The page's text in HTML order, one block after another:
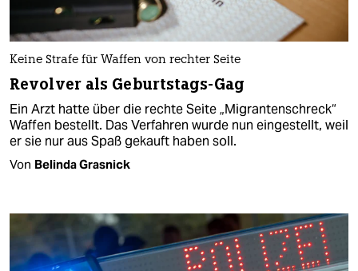
Keine Strafe für Waffen von rechter Seite
Revolver als Geburtstags-Gag
Ein Arzt hatte über die rechte Seite „Migrantenschreck“
Waffen bestellt. Das Verfahren wurde nun eingestellt, weil
er sie nur aus Spaß gekauft haben soll.
Von Belinda Grasnick